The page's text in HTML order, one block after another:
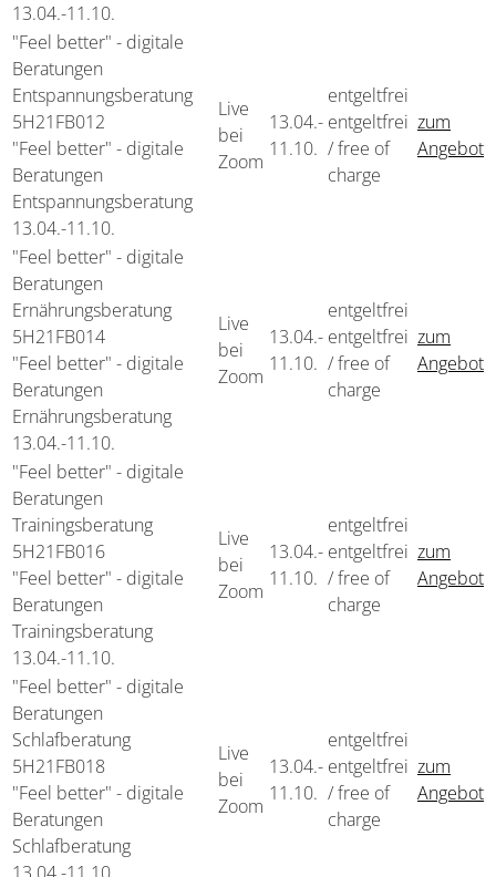
13.04.-11.10.
"Feel better" - digitale
Beratungen
Entspannungsberatung
5H21FB012
"Feel better" - digitale
Beratungen
Entspannungsberatung
13.04.-11.10.
Live
bei
Zoom
13.04.-
11.10.
entgeltfrei
entgeltfrei
/ free of
charge
zum
Angebot
"Feel better" - digitale
Beratungen
Ernährungsberatung
5H21FB014
"Feel better" - digitale
Beratungen
Ernährungsberatung
13.04.-11.10.
Live
bei
Zoom
13.04.-
11.10.
entgeltfrei
entgeltfrei
/ free of
charge
zum
Angebot
"Feel better" - digitale
Beratungen
Trainingsberatung
5H21FB016
"Feel better" - digitale
Beratungen
Trainingsberatung
13.04.-11.10.
Live
bei
Zoom
13.04.-
11.10.
entgeltfrei
entgeltfrei
/ free of
charge
zum
Angebot
"Feel better" - digitale
Beratungen
Schlafberatung
5H21FB018
"Feel better" - digitale
Beratungen
Schlafberatung
Live
bei
Zoom
13.04.-
11.10.
entgeltfrei
entgeltfrei
/ free of
charge
zum
Angebot